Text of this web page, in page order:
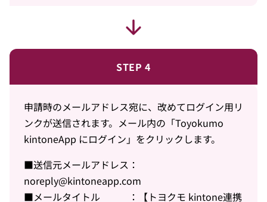
STEP 4
申請時のメールアドレス宛に、改めてログイン用リ
ンクが送信されます。メール内の「Toyokumo
kintoneApp にログイン」をクリックします。
■送信元メールアドレス：
noreply@kintoneapp.com
■メールタイトル ：【トヨクモ kintone連携